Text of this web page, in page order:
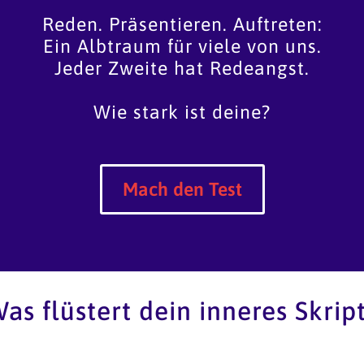
Reden. Präsentieren. Auftreten:
Ein Albtraum für viele von uns.
Jeder Zweite hat Redeangst.
Wie stark ist deine?
Mach den Test
flüstert dein inneres